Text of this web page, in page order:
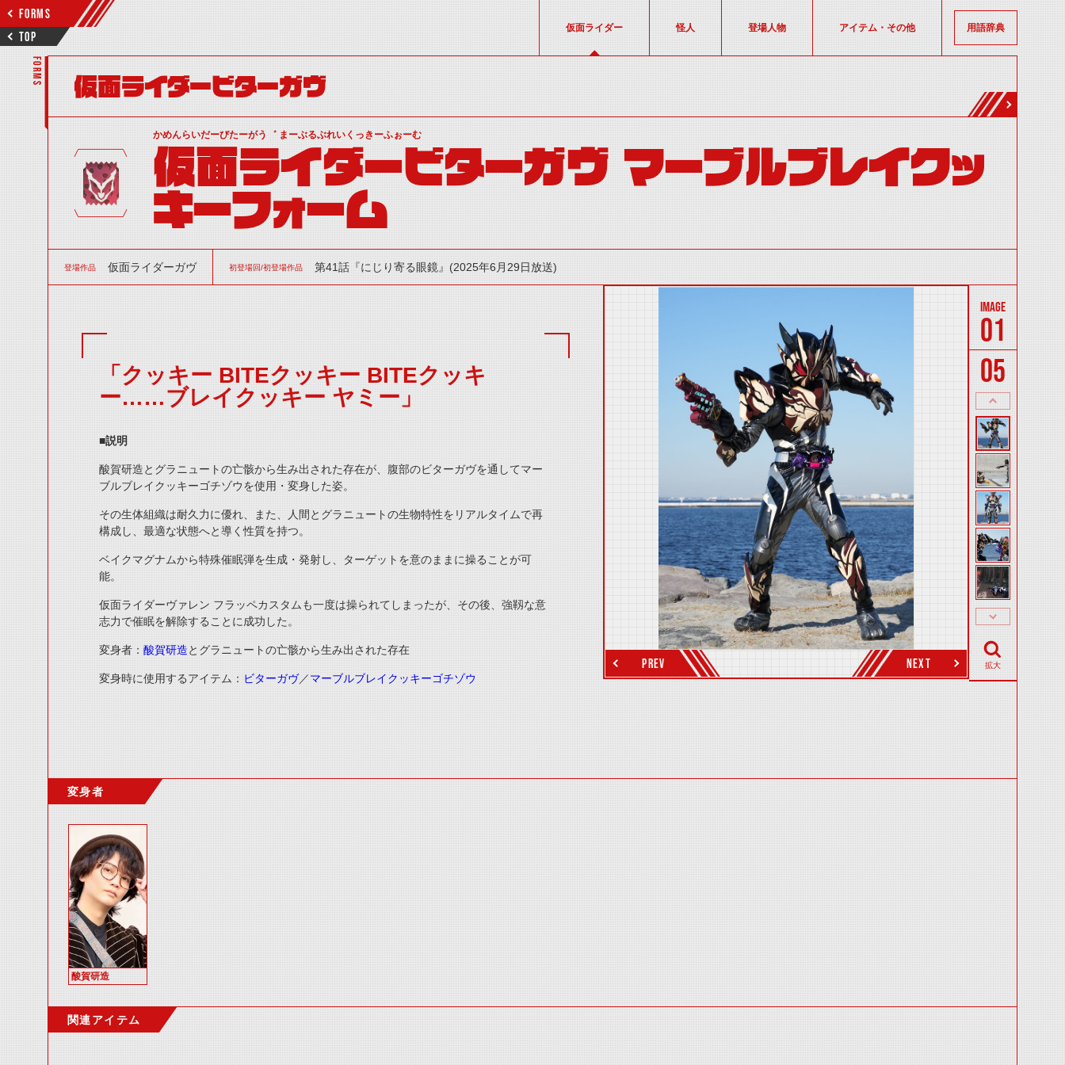
FORMS
TOP
仮面ライダー 怪人 登場人物 アイテム・その他 用語辞典
FORMS
仮面ライダービターガヴ
かめんらいだーびたーがう゛ まーぶるぶれいくっきーふぉーむ
仮面ライダービターガヴ マーブルブレイクッ
キーフォーム
登場作品 仮面ライダーガヴ 初登場回/初登場作品 第41話『にじり寄る眼鏡』(2025年6月29日放送)
「クッキー BITEクッキー BITEクッキ
ー……ブレイクッキー ヤミー」
■説明
酸賀研造とグラニュートの亡骸から生み出された存在が、腹部のビターガヴを通してマー
ブルブレイクッキーゴチゾウを使用・変身した姿。
その生体組織は耐久力に優れ、また、人間とグラニュートの生物特性をリアルタイムで再
構成し、最適な状態へと導く性質を持つ。
ベイクマグナムから特殊催眠弾を生成・発射し、ターゲットを意のままに操ることが可
能。
仮面ライダーヴァレン フラッペカスタムも一度は操られてしまったが、その後、強靱な意
志力で催眠を解除することに成功した。
変身者： 酸賀研造とグラニュートの亡骸から生み出された存在
変身時に使用するアイテム： ビターガヴ／マーブルブレイクッキーゴチゾウ
PREV NEXT
01
05
拡大
変身者
酸賀研造
関連アイテム